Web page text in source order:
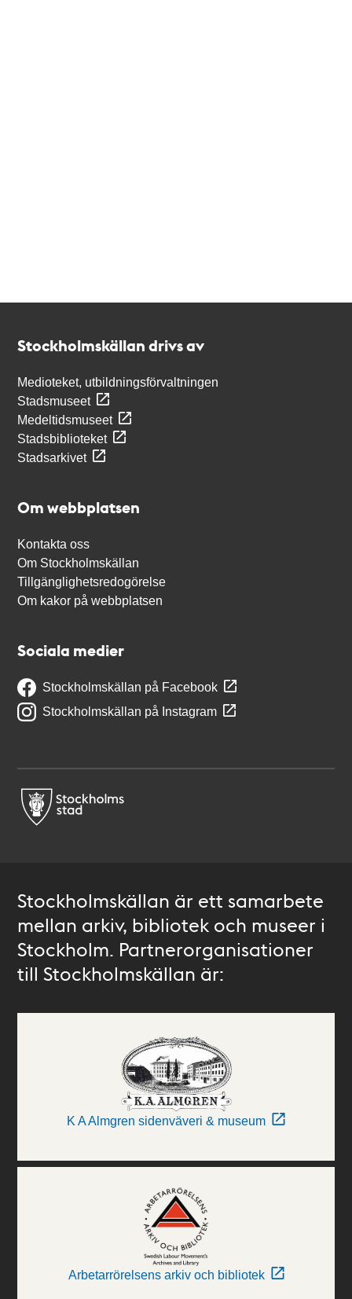
Stockholmskällan drivs av
Medioteket, utbildningsförvaltningen
Stadsmuseet
Medeltidsmuseet
Stadsbiblioteket
Stadsarkivet
Om webbplatsen
Kontakta oss
Om Stockholmskällan
Tillgänglighetsredogörelse
Om kakor på webbplatsen
Sociala medier
Stockholmskällan på Facebook
Stockholmskällan på Instagram
Stockholmskällan är ett samarbete
mellan arkiv, bibliotek och museer i
Stockholm. Partnerorganisationer
till Stockholmskällan är:
K A Almgren sidenväveri & museum
Arbetarrörelsens arkiv och bibliotek